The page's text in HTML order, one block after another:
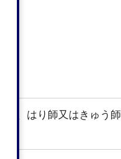
師、はり師又はきゅう師